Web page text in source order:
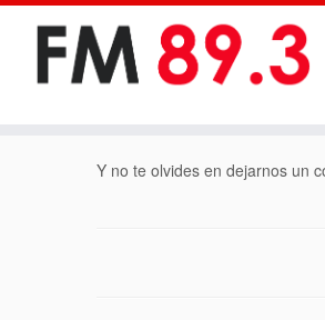
Y no te olvides en dejarnos un